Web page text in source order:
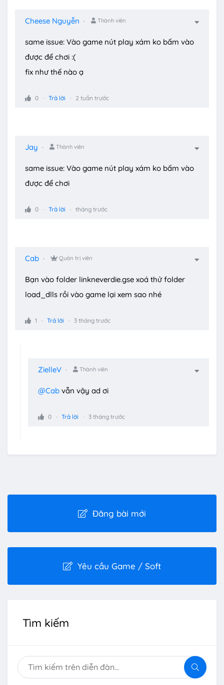
Cheese Nguyễn Thành viên
same issue: Vào game nút play xám ko bấm vào
được để chơi :(
fix như thế nào ạ
0 Trả lời 2 tuần trước
Jay Thành viên
same issue: Vào game nút play xám ko bấm vào
được để chơi
0 Trả lời tháng trước
Cab Quản trị viên
Bạn vào folder linkneverdie.gse xoá thử folder
load_dlls rồi vào game lại xem sao nhé
1 Trả lời 3 tháng trước
ZielleV Thành viên
@Cab vẫn vậy ad ơi
0 Trả lời 3 tháng trước
Đăng bài mới
Yêu cầu Game / Soft
Tìm kiếm